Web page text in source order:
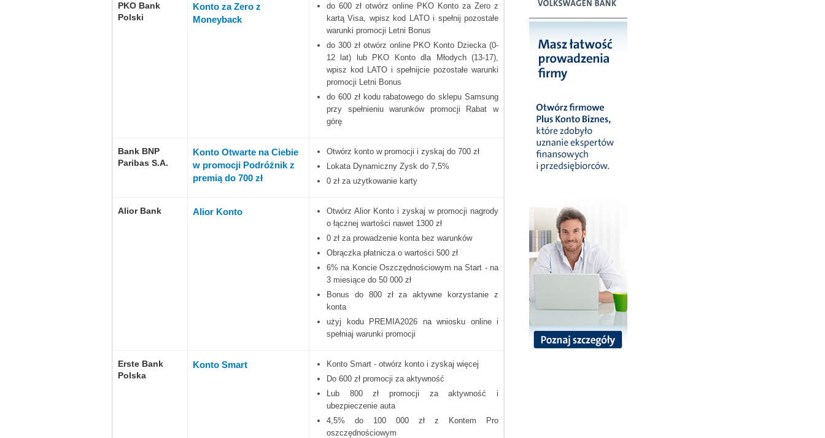
PKO Bank
Polski
Konto za Zero z
Moneyback
do 600 zł otwórz online PKO Konto za Zero z
kartą Visa, wpisz kod LATO i spełnij pozostałe
warunki promocji Letni Bonus
do 300 zł otwórz online PKO Konto Dziecka (0-
12 lat) lub PKO Konto dla Młodych (13-17),
wpisz kod LATO i spełnijcie pozostałe warunki
promocji Letni Bonus
do 600 zł kodu rabatowego do sklepu Samsung
przy spełnieniu warunków promocji Rabat w
górę
Bank BNP
Paribas S.A.
Konto Otwarte na Ciebie
w promocji Podróżnik z
premią do 700 zł
Otwórz konto w promocji i zyskaj do 700 zł
Lokata Dynamiczny Zysk do 7,5%
0 zł za użytkowanie karty
Alior Bank Alior Konto
Otwórz Alior Konto i zyskaj w promocji nagrody
o łącznej wartości nawet 1300 zł
0 zł za prowadzenie konta bez warunków
Obrączka płatnicza o wartości 500 zł
6% na Koncie Oszczędnościowym na Start - na
3 miesiące do 50 000 zł
Bonus do 800 zł za aktywne korzystanie z
konta
użyj kodu PREMIA2026 na wniosku online i
spełniaj warunki promocji
Erste Bank
Polska
Konto Smart
Konto Smart - otwórz konto i zyskaj więcej
Do 600 zł promocji za aktywność
Lub 800 zł promocji za aktywność i
ubezpieczenie auta
4,5% do 100 000 zł z Kontem Pro
oszczędnościowym